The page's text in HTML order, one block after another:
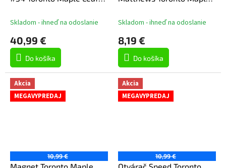
Articulated Figure
Skladom - ihneď na odoslanie
40,99 €
Do košíka
Pack Decal
Skladom - ihneď na odoslanie
8,19 €
Do košíka
Akcia
MEGAVYPREDAJ
10,99 €
Akcia
MEGAVYPREDAJ
10,99 €